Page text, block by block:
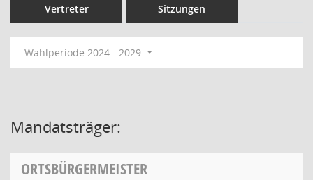
Vertreter Sitzungen
Wahlperiode 2024 - 2029
Mandatsträger:
ORTSBÜRGERMEISTER